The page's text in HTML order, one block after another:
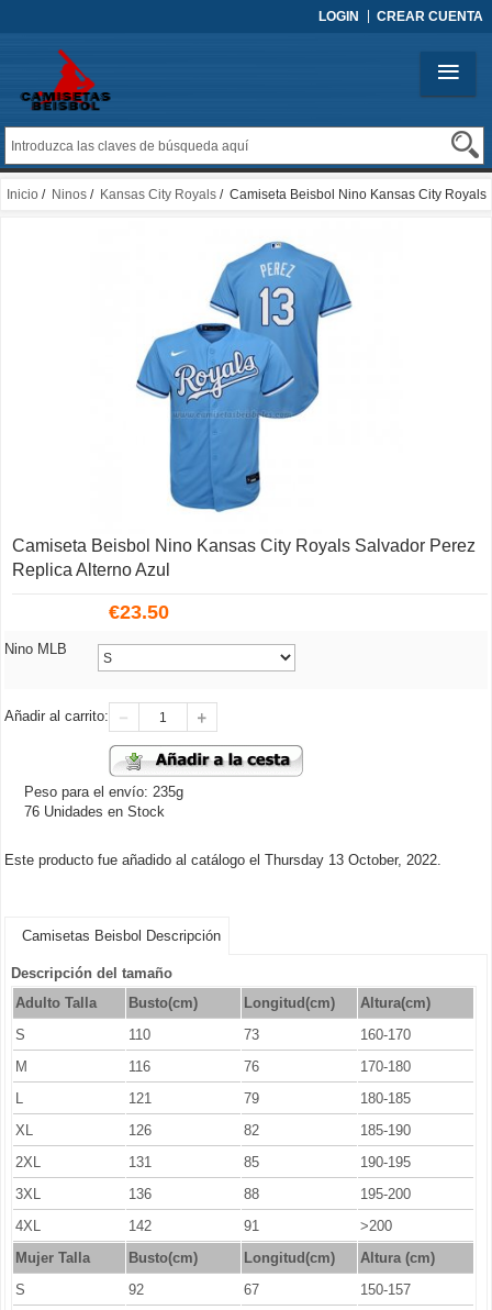
LOGIN CREAR CUENTA
Inicio / Ninos / Kansas City Royals / Camiseta Beisbol Nino Kansas City Royals
Camiseta Beisbol Nino Kansas City Royals Salvador Perez
Replica Alterno Azul
€23.50
Nino MLB
Añadir al carrito:
Peso para el envío: 235g
76 Unidades en Stock
Este producto fue añadido al catálogo el Thursday 13 October, 2022.
Camisetas Beisbol Descripción
Descripción del tamaño
Adulto Talla
Busto(cm) Longitud(cm)
Altura(cm)
S
110 73
160-170
M
116 76
170-180
L
121 79
180-185
XL
126 82
185-190
2XL
131 85
190-195
3XL
136 88
195-200
4XL
142 91
>200
Mujer Talla
Busto(cm) Longitud(cm)
Altura (cm)
S
92 67
150-157